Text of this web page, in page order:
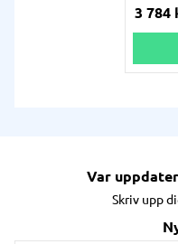
RT200/
både
och
(RS232)
3 784
Var
Skriv upp